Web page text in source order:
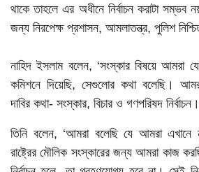
থাকে তাহলে এর অধীনে নির্বাচন করাটা সম্ভব
জন্য নিরপেক্ষ প্রশাসন, আমলাতন্ত্র, পুলিশ
নাহিদ ইসলাম বলেন, ‘সংস্কার বিষয়ে আমরা
কমিশনে দিয়েছি, সেগুলোর কথা বলেছি।
দাবির কথা- সংস্কার, বিচার ও গণপরিষদ
তিনি বলেন, ‘আমরা বলেছি যে আমরা
রাষ্ট্রের মৌলিক সংস্কারের জন্য আমরা কাজ